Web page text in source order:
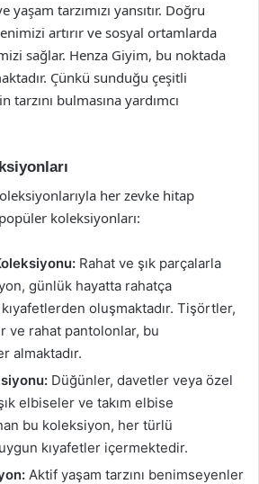
tarzımızı yansıtır. Doğru
artırır ve sosyal ortamlarda
sağlar. Henza Giyim, bu noktada
Çünkü sunduğu çeşitli
tarzını bulmasına yardımcı
her zevke hitap
koleksiyonları:
Rahat ve şık parçalarla
günlük hayatta rahatça
oluşmaktadır. Tişörtler,
ve rahat pantolonlar, bu
almaktadır.
Düğünler, davetler veya özel
elbiseler ve takım elbise
bu koleksiyon, her türlü
kıyafetler içermektedir.
Aktif yaşam tarzını benimseyenler